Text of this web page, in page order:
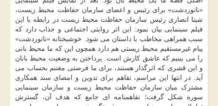
«ناتوردشت» برای رئیس و اعضای سازمان حفاظت محیط زیست،
شینا انصاری رئیس سازمان حفاظت محیط زیست در رابطه با این
فیلم سینمایی بیان نمود: این اثر روایتی اجتماعی و جذاب دارد که
سبب همراهی مخاطب با داستان می شود. خوشبختانه «ناتوردشت»
پیام غیرمستقیم محیط زیستی هم دارد همچون این که ما محیط بانی
را می بینیم که عاشق کارش است. پرداختن به وضعیت محیط بانان
و این قشری که اثرگذار هستند، برای ما فرصتی مغتنم بحساب می
آید. در انتها این مراسم، تفاهم برای تدوین و امضای سند همکاری
مشترک میان سازمان حفاظت محیط زیست و سازمان سینمایی
سوره شکل گرفت؛ تفاهمنامه ای جامع که هدف آن، گسترش